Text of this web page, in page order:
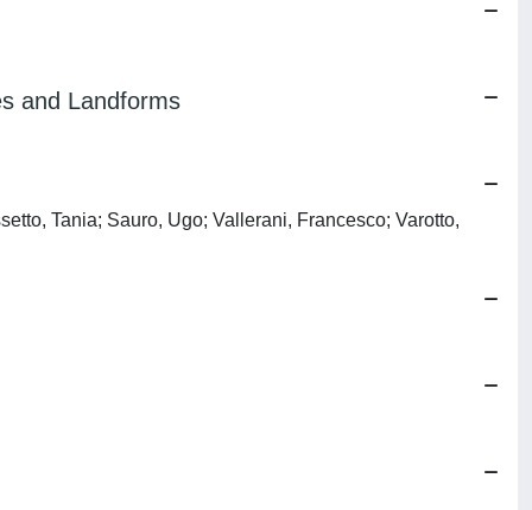
and Landforms
Tania; Sauro, Ugo; Vallerani, Francesco; Varotto,